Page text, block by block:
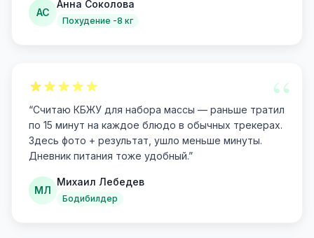
АС
Анна Соколова
Похудение -8 кг
“
“Считаю КБЖУ для набора массы — раньше тратил
по 15 минут на каждое блюдо в обычных трекерах.
Здесь фото + результат, ушло меньше минуты.
Дневник питания тоже удобный.”
МЛ
Михаил Лебедев
Бодибилдер